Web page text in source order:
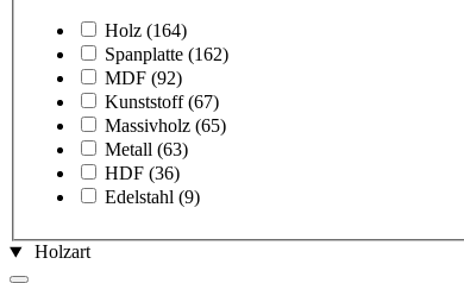
Holz (164)
Spanplatte (162)
MDF (92)
Kunststoff (67)
Massivholz (65)
Metall (63)
HDF (36)
Edelstahl (9)
Holzart